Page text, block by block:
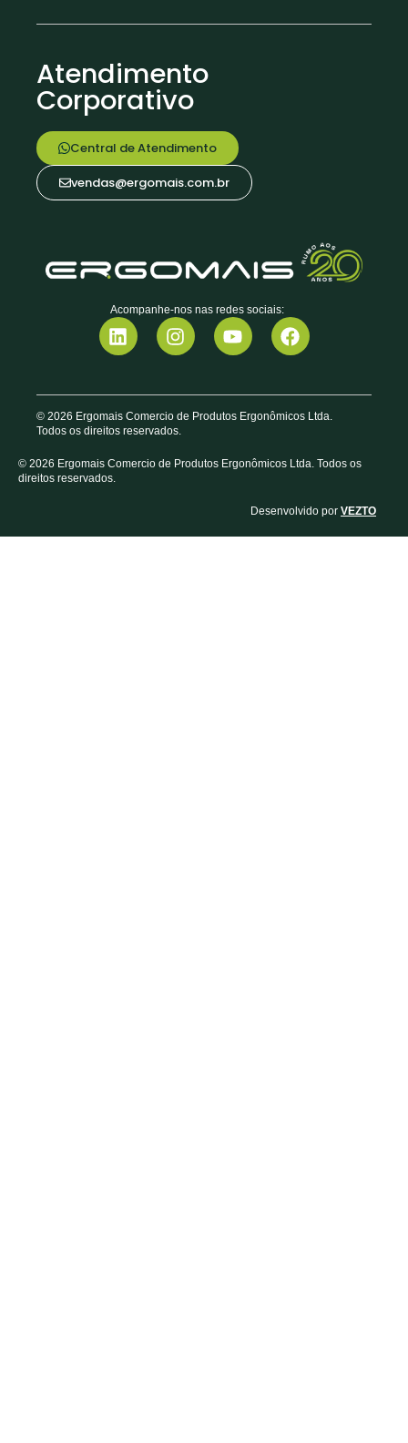
Atendimento
Corporativo
Central de Atendimento
vendas@ergomais.com.br
Acompanhe-nos nas redes sociais:
© 2026 Ergomais Comercio de Produtos Ergonômicos Ltda.
Todos os direitos reservados.
© 2026 Ergomais Comercio de Produtos Ergonômicos Ltda. Todos os
direitos reservados.
Desenvolvido por VEZTO